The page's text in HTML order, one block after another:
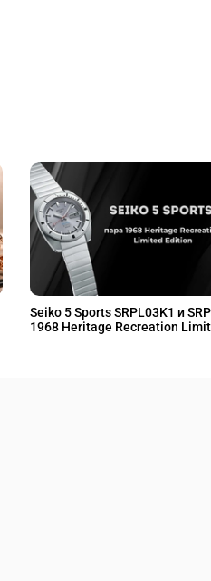
Seiko 5 Sports SRPL03K1 и
1968 Heritage Recreation